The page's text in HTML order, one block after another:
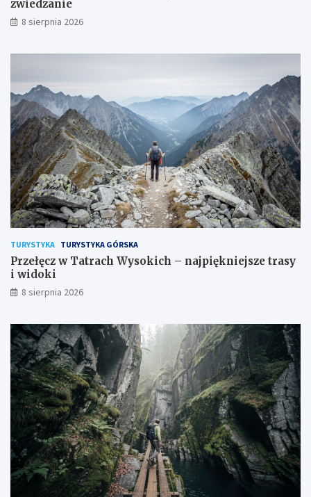
zwiedzanie
8 sierpnia 2026
TURYSTYKA TURYSTYKA GÓRSKA
Przełęcz w Tatrach Wysokich – najpiękniejsze trasy
i widoki
8 sierpnia 2026